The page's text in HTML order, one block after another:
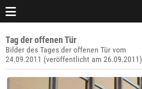
Tag der offenen Tür
Bilder des Tages der offenen Tür vom
24.09.2011 (veröffentlicht am 26.09.2011)